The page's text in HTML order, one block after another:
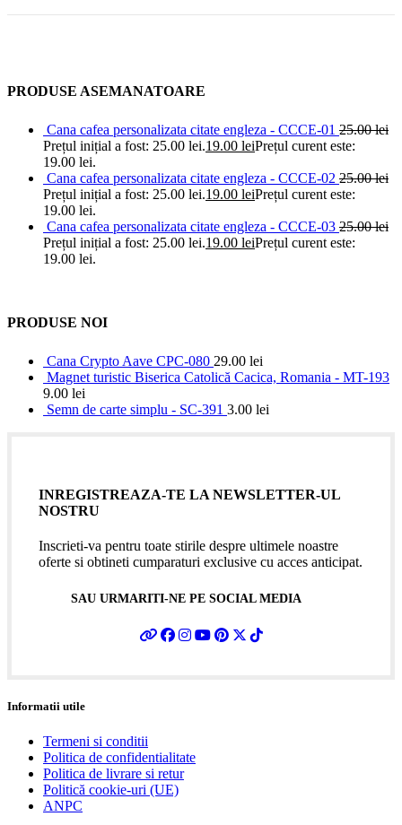
PRODUSE ASEMANATOARE
Cana cafea personalizata citate engleza - CCCE-01 25.00lei
Prețul inițial a fost: 25.00 lei.19.00 leiPrețul curent este:
19.00 lei.
Cana cafea personalizata citate engleza - CCCE-02 25.00lei
Prețul inițial a fost: 25.00 lei.19.00 leiPrețul curent este:
19.00 lei.
Cana cafea personalizata citate engleza - CCCE-03 25.00lei
Prețul inițial a fost: 25.00 lei.19.00 leiPrețul curent este:
19.00 lei.
PRODUSE NOI
Cana Crypto Aave CPC-080 29.00 lei
Magnet turistic Biserica Catolică Cacica, Romania - MT-193
9.00 lei
Semn de carte simplu - SC-391 3.00 lei
INREGISTREAZA-TE LA NEWSLETTER-UL
NOSTRU
Inscrieti-va pentru toate stirile despre ultimele noastre
oferte si obtineti cumparaturi exclusive cu acces anticipat.
SAU URMARITI-NE PE SOCIAL MEDIA
Informatii utile
Termeni si conditii
Politica de confidentialitate
Politica de livrare si retur
Politică cookie-uri (UE)
ANPC